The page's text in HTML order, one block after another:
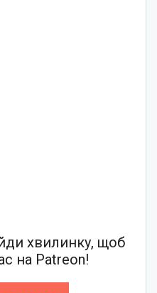
хвилинку, щоб
на Patreon!